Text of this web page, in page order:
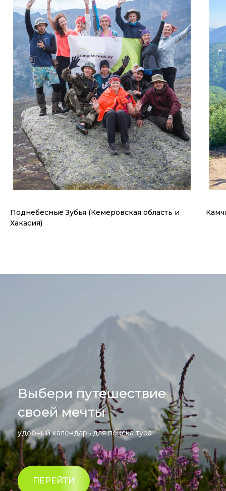
Поднебесные Зубья (Кемеровская область и
Хакасия)
Выбери путешествие
своей мечты
удобный календарь для поиска тура
ПЕРЕЙТИ